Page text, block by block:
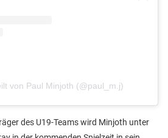
von Paul Minjoth (@paul_m.j)
des U19-Teams wird Minjoth unter